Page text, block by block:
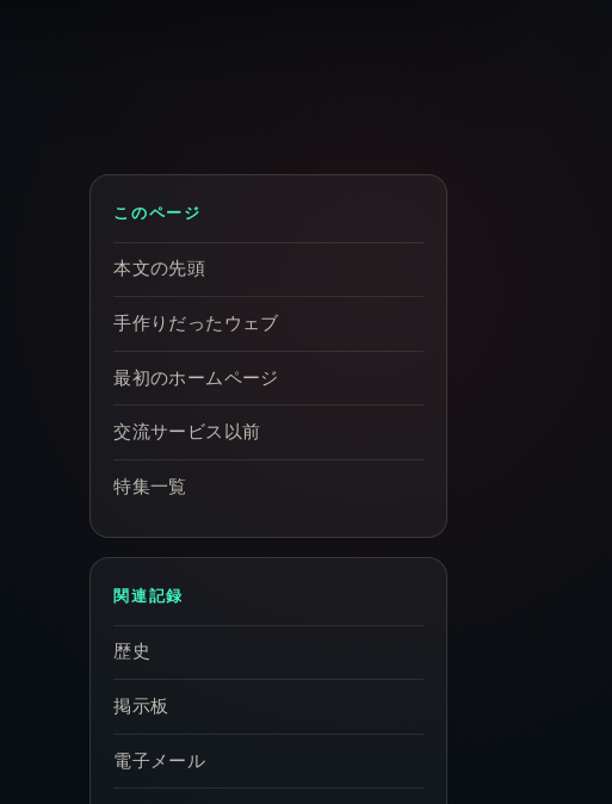
このページ
本文の先頭
手作りだったウェブ
最初のホームページ
交流サービス以前
特集一覧
関連記録
歴史
掲示板
電子メール